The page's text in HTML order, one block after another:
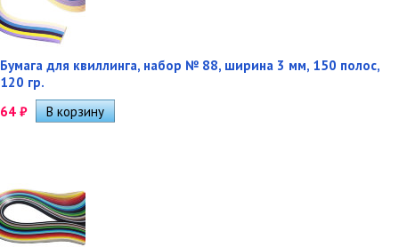
Бумага для квиллинга, набор № 88, ширина 3 мм, 150 полос,
120 гр.
64 ₽